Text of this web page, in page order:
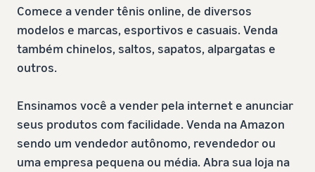
Comece a vender tênis online, de diversos
modelos e marcas, esportivos e casuais. Venda
também chinelos, saltos, sapatos, alpargatas e
outros.
Ensinamos você a vender pela internet e anunciar
seus produtos com facilidade. Venda na Amazon
sendo um vendedor autônomo, revendedor ou
uma empresa pequena ou média. Abra sua loja na